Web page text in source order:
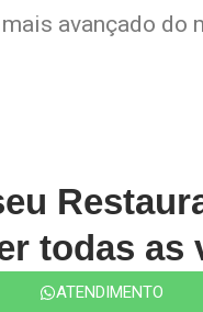
avançado do
todas as
ATENDIMENTO